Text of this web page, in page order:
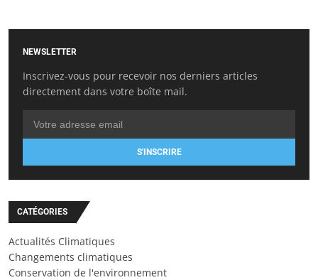
NEWSLETTER
Inscrivez-vous pour recevoir nos derniers articles
directement dans votre boîte mail.
S'INSCRIRE
CATÉGORIES
Actualités Climatiques
Changements climatiques
Conservation de l'environnement